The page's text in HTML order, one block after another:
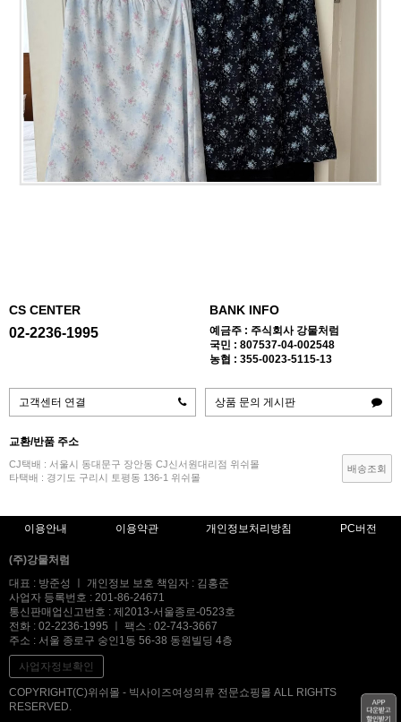
CS CENTER
02-2236-1995
BANK INFO
예금주 : 주식회사 강물처럼
국민 : 807537-04-002548
농협 : 355-0023-5115-13
고객센터 연결 상품 문의 게시판
교환/반품 주소
CJ택배 : 서울시 동대문구 장안동 CJ신서원대리점 위쉬몰
타택배 : 경기도 구리시 토평동 136-1 위쉬몰
배송조회
이용안내 이용약관 개인정보처리방침 PC버전
(주)강물처럼
대표 : 방준성 ㅣ 개인정보 보호 책임자 : 김홍준
사업자 등록번호 : 201-86-24671
통신판매업신고번호 : 제2013-서울종로-0523호
전화 : 02-2236-1995 ㅣ 팩스 : 02-743-3667
주소 : 서울 종로구 숭인1동 56-38 동원빌딩 4층
사업자정보확인
COPYRIGHT(C)위쉬몰 - 빅사이즈여성의류 전문쇼핑몰 ALL RIGHTS
RESERVED.